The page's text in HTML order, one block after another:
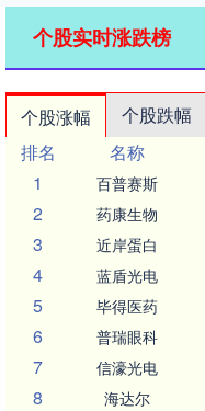
个股实时涨跌榜
个股涨幅 个股跌幅
排名
名称
1
百普赛斯
2 药康生物
3 近岸蛋白
4 蓝盾光电
5 毕得医药
6 普瑞眼科
7 信濠光电
8 海达尔